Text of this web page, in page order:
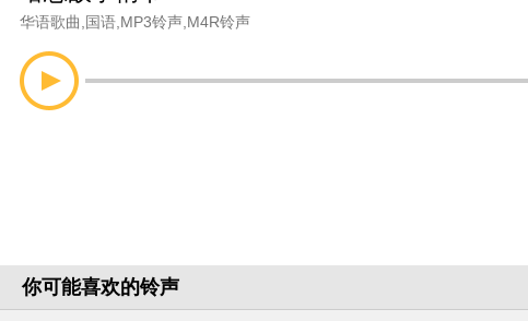
华语歌曲 国语 MP3铃声 M4R铃声
你可能喜欢的铃声